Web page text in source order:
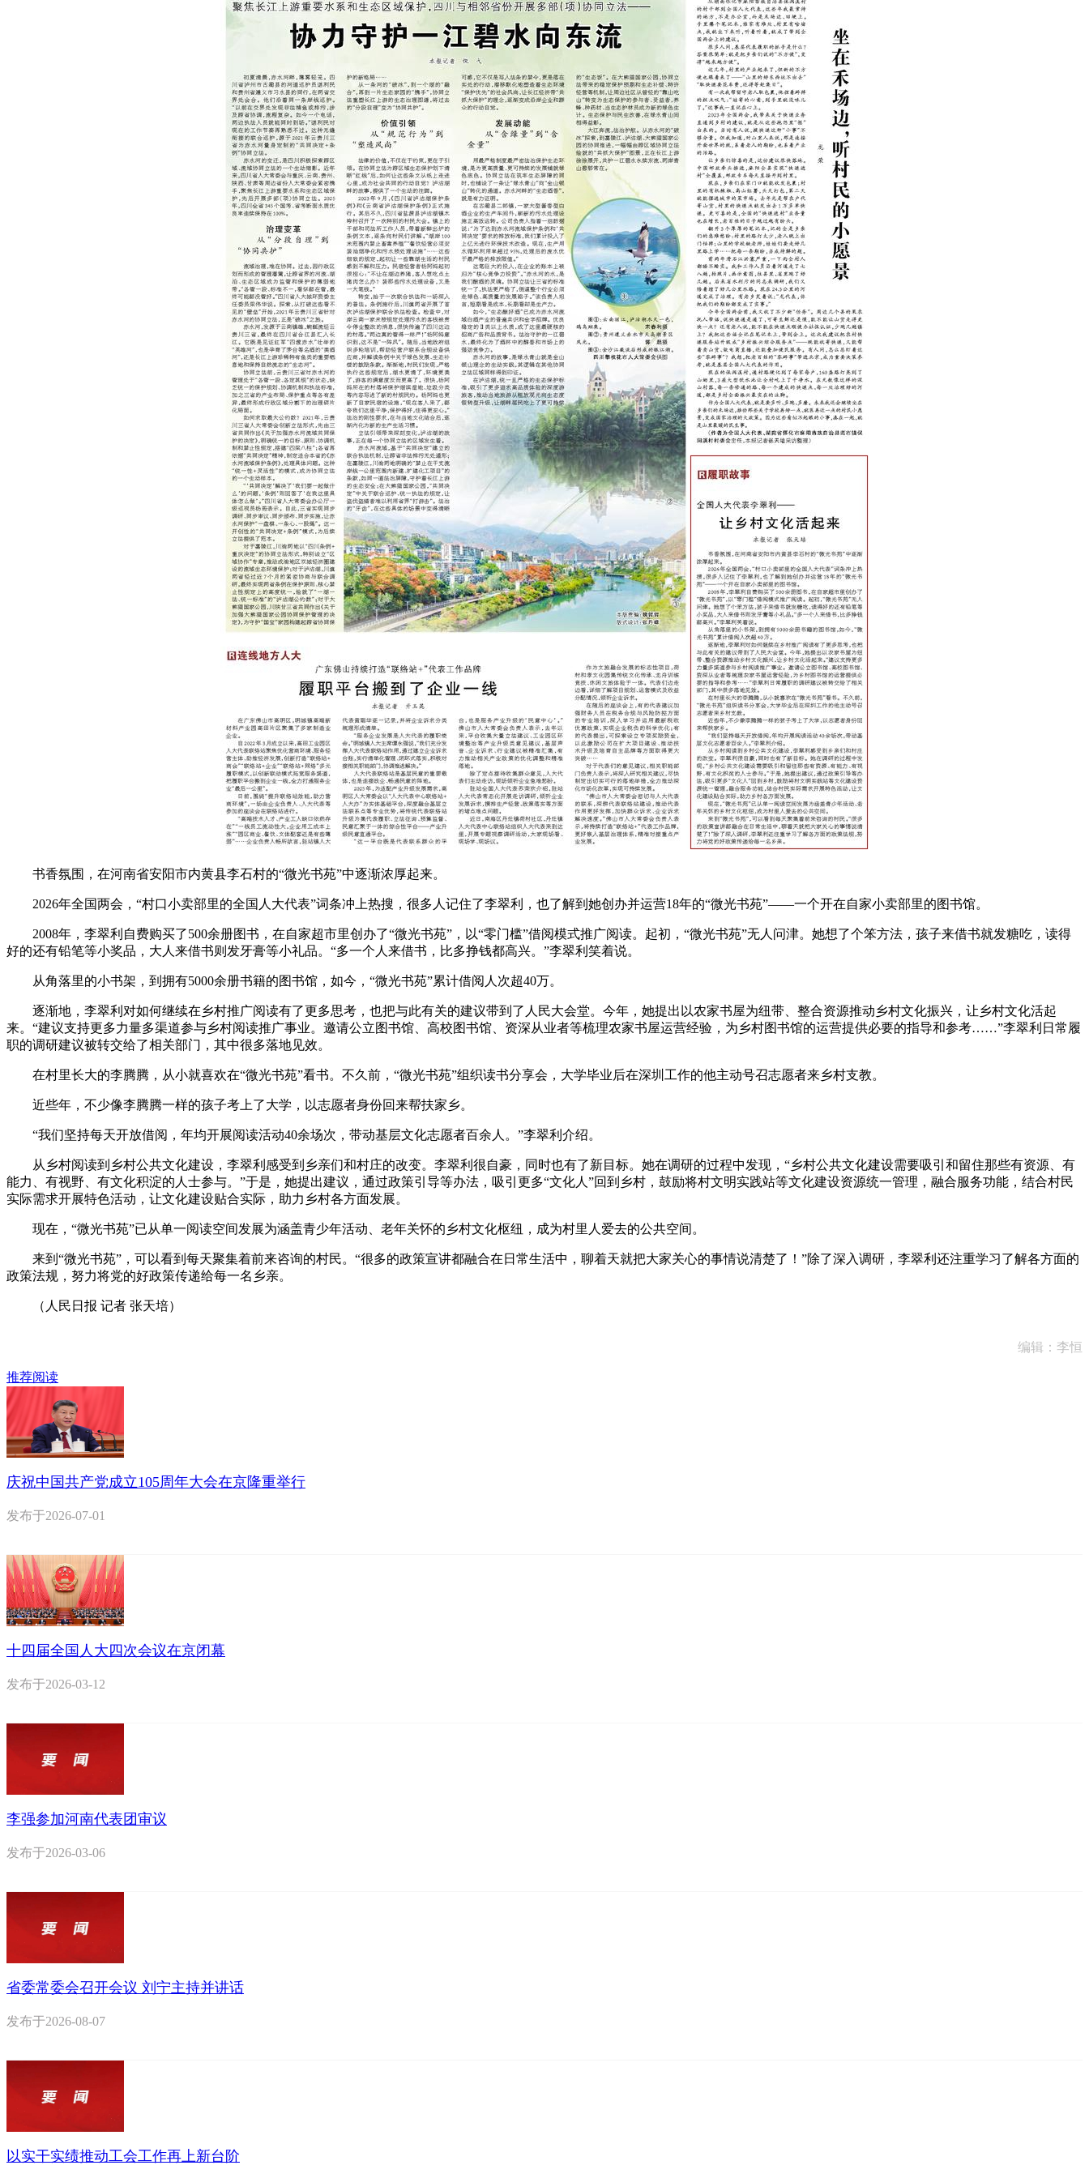
书香氛围，在河南省安阳市内黄县李石村的“微光书苑”中逐渐浓厚起来。
2026年全国两会，“村口小卖部里的全国人大代表”词条冲上热搜，很多人记住了李翠利，也了解到她创办并运营18年的“微光书苑”——一个开在自家小卖部里的图书馆。
2008年，李翠利自费购买了500余册图书，在自家超市里创办了“微光书苑”，以“零门槛”借阅模式推广阅读。起初，“微光书苑”无人问津。她想了个笨方法，孩子来借书就发糖吃，读得
好的还有铅笔等小奖品，大人来借书则发牙膏等小礼品。“多一个人来借书，比多挣钱都高兴。”李翠利笑着说。
从角落里的小书架，到拥有5000余册书籍的图书馆，如今，“微光书苑”累计借阅人次超40万。
逐渐地，李翠利对如何继续在乡村推广阅读有了更多思考，也把与此有关的建议带到了人民大会堂。今年，她提出以农家书屋为纽带、整合资源推动乡村文化振兴，让乡村文化活起
来。“建议支持更多力量多渠道参与乡村阅读推广事业。邀请公立图书馆、高校图书馆、资深从业者等梳理农家书屋运营经验，为乡村图书馆的运营提供必要的指导和参考……”李翠利日常履
职的调研建议被转交给了相关部门，其中很多落地见效。
在村里长大的李腾腾，从小就喜欢在“微光书苑”看书。不久前，“微光书苑”组织读书分享会，大学毕业后在深圳工作的他主动号召志愿者来乡村支教。
近些年，不少像李腾腾一样的孩子考上了大学，以志愿者身份回来帮扶家乡。
“我们坚持每天开放借阅，年均开展阅读活动40余场次，带动基层文化志愿者百余人。”李翠利介绍。
从乡村阅读到乡村公共文化建设，李翠利感受到乡亲们和村庄的改变。李翠利很自豪，同时也有了新目标。她在调研的过程中发现，“乡村公共文化建设需要吸引和留住那些有资源、有
能力、有视野、有文化积淀的人士参与。”于是，她提出建议，通过政策引导等办法，吸引更多“文化人”回到乡村，鼓励将村文明实践站等文化建设资源统一管理，融合服务功能，结合村民
实际需求开展特色活动，让文化建设贴合实际，助力乡村各方面发展。
现在，“微光书苑”已从单一阅读空间发展为涵盖青少年活动、老年关怀的乡村文化枢纽，成为村里人爱去的公共空间。
来到“微光书苑”，可以看到每天聚集着前来咨询的村民。“很多的政策宣讲都融合在日常生活中，聊着天就把大家关心的事情说清楚了！”除了深入调研，李翠利还注重学习了解各方面的
政策法规，努力将党的好政策传递给每一名乡亲。
（人民日报 记者 张天培）
编辑：李恒
推荐阅读
庆祝中国共产党成立105周年大会在京隆重举行
发布于2026-07-01
十四届全国人大四次会议在京闭幕
发布于2026-03-12
李强参加河南代表团审议
发布于2026-03-06
省委常委会召开会议 刘宁主持并讲话
发布于2026-08-07
以实干实绩推动工会工作再上新台阶